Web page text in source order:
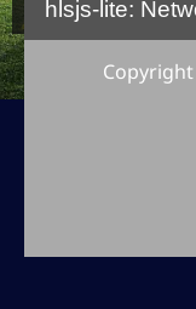
hlsjs-lite: